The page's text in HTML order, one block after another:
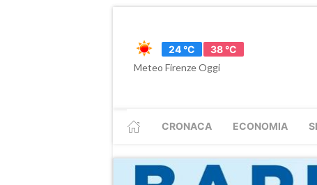
24 °C
38 °C
Meteo Firenze Oggi
CRONACA ECONOMIA